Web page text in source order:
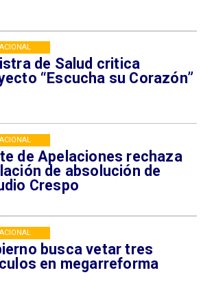
de Salud critica
“Escucha su Corazón”
de Apelaciones rechaza
de absolución de
Crespo
busca vetar tres
en megarreforma